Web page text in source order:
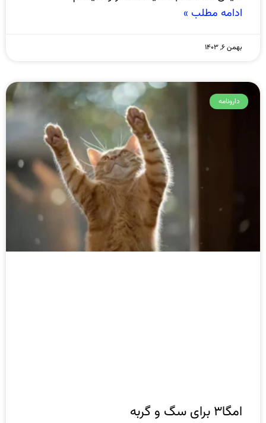
ادامه مطلب »
بهمن ۶, ۱۴۰۳
دارونامه
امگا۳ برای سگ و گربه